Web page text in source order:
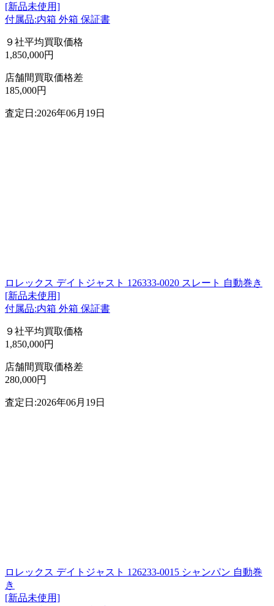
[新品未使用]
付属品:内箱 外箱 保証書
９社平均買取価格
1,850,000円
店舗間買取価格差
185,000円
査定日:2026年06月19日
ロレックス デイトジャスト 126333-0020 スレート 自動巻き
[新品未使用]
付属品:内箱 外箱 保証書
９社平均買取価格
1,850,000円
店舗間買取価格差
280,000円
査定日:2026年06月19日
ロレックス デイトジャスト 126233-0015 シャンパン 自動巻
き
[新品未使用]